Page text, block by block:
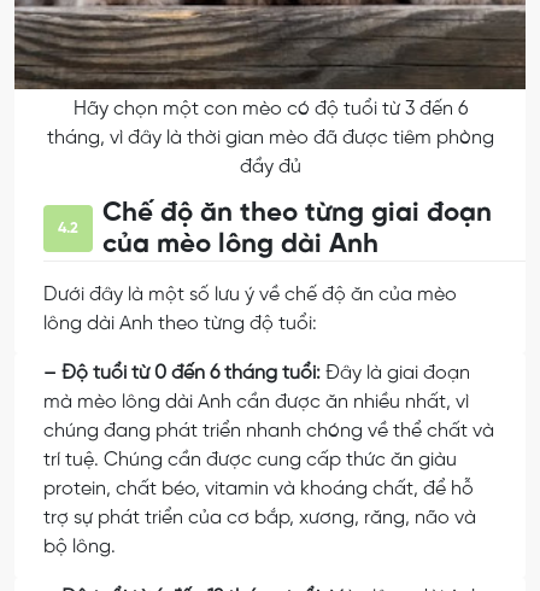
Hãy chọn một con mèo có độ tuổi từ 3 đến 6
tháng, vì đây là thời gian mèo đã được tiêm phòng
đầy đủ
4.2
Chế độ ăn theo từng giai đoạn
của mèo lông dài Anh
Dưới đây là một số lưu ý về chế độ ăn của mèo
lông dài Anh theo từng độ tuổi:
– Độ tuổi từ 0 đến 6 tháng tuổi: Đây là giai đoạn
mà mèo lông dài Anh cần được ăn nhiều nhất, vì
chúng đang phát triển nhanh chóng về thể chất và
trí tuệ. Chúng cần được cung cấp thức ăn giàu
protein, chất béo, vitamin và khoáng chất, để hỗ
trợ sự phát triển của cơ bắp, xương, răng, não và
bộ lông.